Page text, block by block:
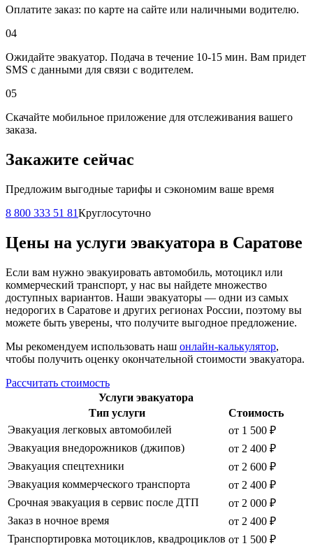
Оплатите заказ: по карте на сайте или наличными водителю.
04
Ожидайте эвакуатор. Подача в течение 10-15 мин. Вам придет
SMS с данными для связи с водителем.
05
Скачайте мобильное приложение для отслеживания вашего
заказа.
Закажите сейчас
Предложим выгодные тарифы и сэкономим ваше время
8 800 333 51 81Круглосуточно
Цены на услуги эвакуатора в Саратове
Если вам нужно эвакуировать автомобиль, мотоцикл или
коммерческий транспорт, у нас вы найдете множество
доступных вариантов. Наши эвакуаторы — одни из самых
недорогих в Саратове и других регионах России, поэтому вы
можете быть уверены, что получите выгодное предложение.
Мы рекомендуем использовать наш онлайн-калькулятор,
чтобы получить оценку окончательной стоимости эвакуатора.
Рассчитать стоимость
Услуги эвакуатора
Тип услуги
Стоимость
Эвакуация легковых автомобилей
от 1 500 ₽
Эвакуация внедорожников (джипов)
от 2 400 ₽
Эвакуация спецтехники
от 2 600 ₽
Эвакуация коммерческого транспорта
от 2 400 ₽
Срочная эвакуация в сервис после ДТП
от 2 000 ₽
Заказ в ночное время
от 2 400 ₽
Транспортировка мотоциклов, квадроциклов от 1 500 ₽